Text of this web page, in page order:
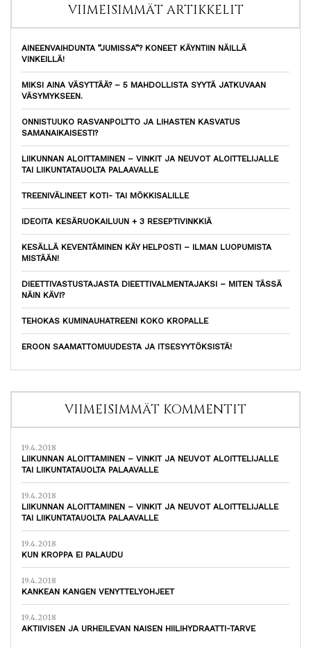
VIIMEISIMMÄT ARTIKKELIT
AINEENVAIHDUNTA ”JUMISSA”? KONEET KÄYNTIIN NÄILLÄ
VINKEILLÄ!
MIKSI AINA VÄSYTTÄÄ? – 5 MAHDOLLISTA SYYTÄ JATKUVAAN
VÄSYMYKSEEN.
ONNISTUUKO RASVANPOLTTO JA LIHASTEN KASVATUS
SAMANAIKAISESTI?
LIIKUNNAN ALOITTAMINEN – VINKIT JA NEUVOT ALOITTELIJALLE
TAI LIIKUNTATAUOLTA PALAAVALLE
TREENIVÄLINEET KOTI- TAI MÖKKISALILLE
IDEOITA KESÄRUOKAILUUN + 3 RESEPTIVINKKIÄ
KESÄLLÄ KEVENTÄMINEN KÄY HELPOSTI – ILMAN LUOPUMISTA
MISTÄÄN!
DIEETTIVASTUSTAJASTA DIEETTIVALMENTAJAKSI – MITEN TÄSSÄ
NÄIN KÄVI?
TEHOKAS KUMINAUHATREENI KOKO KROPALLE
EROON SAAMATTOMUUDESTA JA ITSESYYTÖKSISTÄ!
VIIMEISIMMÄT KOMMENTIT
19.4.2018
LIIKUNNAN ALOITTAMINEN – VINKIT JA NEUVOT ALOITTELIJALLE
TAI LIIKUNTATAUOLTA PALAAVALLE
19.4.2018
LIIKUNNAN ALOITTAMINEN – VINKIT JA NEUVOT ALOITTELIJALLE
TAI LIIKUNTATAUOLTA PALAAVALLE
19.4.2018
KUN KROPPA EI PALAUDU
19.4.2018
KANKEAN KANGEN VENYTTELYOHJEET
19.4.2018
AKTIIVISEN JA URHEILEVAN NAISEN HIILIHYDRAATTI-TARVE